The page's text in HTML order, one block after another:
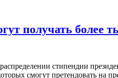
получать более
стипендии
смогут претендовать на